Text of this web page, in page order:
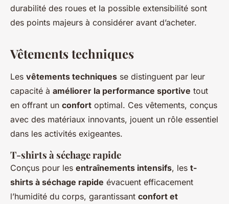
durabilité des roues et la possible extensibilité sont
des points majeurs à considérer avant d’acheter.
Vêtements techniques
Les vêtements techniques se distinguent par leur
capacité à améliorer la performance sportive tout
en offrant un confort optimal. Ces vêtements, conçus
avec des matériaux innovants, jouent un rôle essentiel
dans les activités exigeantes.
T-shirts à séchage rapide
Conçus pour les entraînements intensifs, les t-
shirts à séchage rapide évacuent efficacement
l’humidité du corps, garantissant confort et